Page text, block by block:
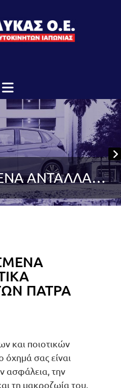
ΑΝΤΑΛΛΑΚΤΙΚΑ
ΠΑΤΡΑ
και ποιοτικών
όχημά σας είναι
ασφάλεια, την
τη μακροζωία του.